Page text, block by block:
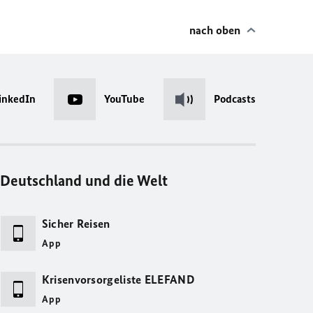
nach oben
YouTube Podcasts
Deutschland und die Welt
Sicher Reisen
App
Krisenvorsorgeliste ELEFAND
App